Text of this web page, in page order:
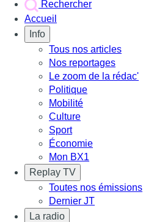
Rechercher
Accueil
Info
Tous nos articles
Nos reportages
Le zoom de la rédac'
Politique
Mobilité
Culture
Sport
Économie
Mon BX1
Replay TV
Toutes nos émissions
Dernier JT
La radio